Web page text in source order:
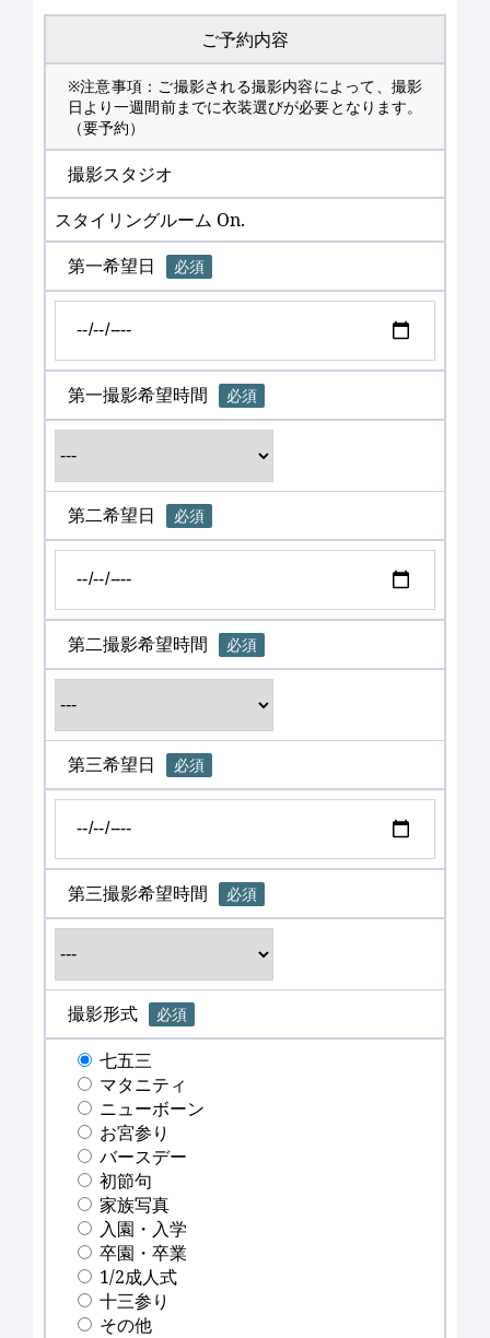
ご予約内容
※注意事項：ご撮影される撮影内容によって、撮影
日より一週間前までに衣装選びが必要となります。
（要予約）
撮影スタジオ
スタイリングルーム On.
第一希望日
必須
第一撮影希望時間 必須
第二希望日 必須
第二撮影希望時間 必須
第三希望日 必須
第三撮影希望時間 必須
撮影形式 必須
七五三
マタニティ
ニューボーン
お宮参り
バースデー
初節句
家族写真
入園・入学
卒園・卒業
1/2成人式
十三参り
その他